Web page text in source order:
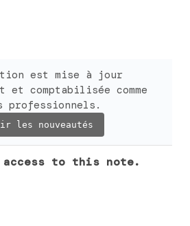
est mise à jour
et comptabilisée comme
professionnels.
les nouveautés
access to this note.